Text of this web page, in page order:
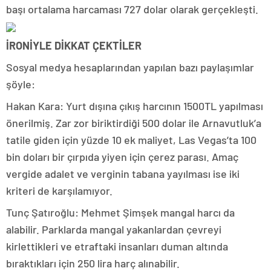
başı ortalama harcaması 727 dolar olarak gerçekleşti.
İRONİYLE DİKKAT ÇEKTİLER
Sosyal medya hesaplarından yapılan bazı paylaşımlar
şöyle:
Hakan Kara: Yurt dışına çıkış harcının 1500TL yapılması
önerilmiş. Zar zor biriktirdiği 500 dolar ile Arnavutluk’a
tatile giden için yüzde 10 ek maliyet, Las Vegas’ta 100
bin doları bir çırpıda yiyen için çerez parası. Amaç
vergide adalet ve verginin tabana yayılması ise iki
kriteri de karşılamıyor.
Tunç Şatıroğlu: Mehmet Şimşek mangal harcı da
alabilir. Parklarda mangal yakanlardan çevreyi
kirlettikleri ve etraftaki insanları duman altında
bıraktıkları için 250 lira harç alınabilir.